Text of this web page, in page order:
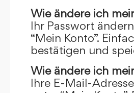
Wie ändere ich
Ihr Passwort
“Mein Konto”.
bestätigen und
Wie ändere ich
Ihre E-Mail-